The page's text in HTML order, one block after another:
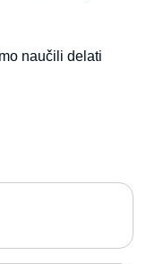
naučili delati